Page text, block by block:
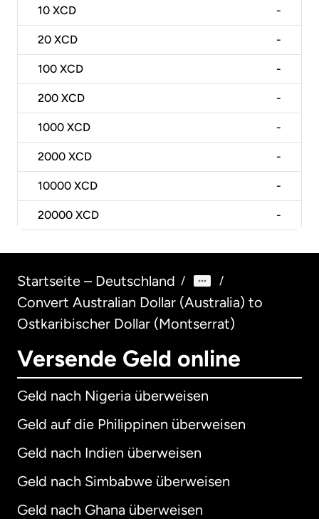
10 XCD -
20 XCD -
100 XCD -
200 XCD -
1000 XCD -
2000 XCD -
10000 XCD -
20000 XCD -
Startseite – Deutschland / /
Convert Australian Dollar (Australia) to
Ostkaribischer Dollar (Montserrat)
Versende Geld online
Geld nach Nigeria überweisen
Geld auf die Philippinen überweisen
Geld nach Indien überweisen
Geld nach Simbabwe überweisen
Geld nach Ghana überweisen